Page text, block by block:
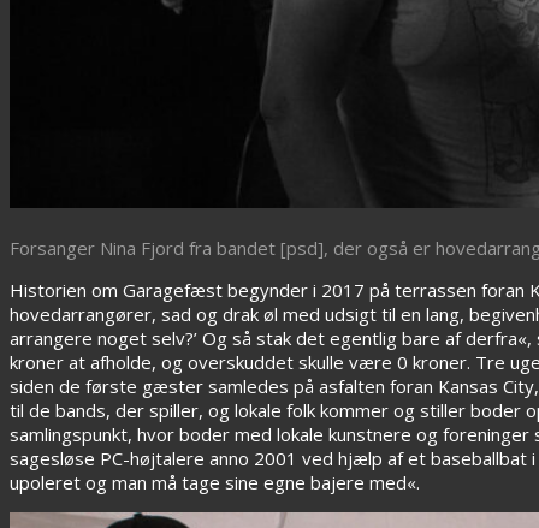
Forsanger Nina Fjord fra bandet [psd], der også er
Historien om Garagefæst begynder i 2017 på terrassen foran
hovedarrangører, sad og drak øl med udsigt til en lang,
arrangere noget selv?’ Og så stak det egentlig bare af
kroner at afholde, og overskuddet skulle være 0 kroner. Tre
siden de første gæster samledes på asfalten foran Kansas
til de bands, der spiller, og lokale folk kommer og stiller boder
samlingspunkt, hvor boder med lokale kunstnere og foreninger
sagesløse PC-højtalere anno 2001 ved hjælp af et
upoleret og man må tage sine egne bajere med«.